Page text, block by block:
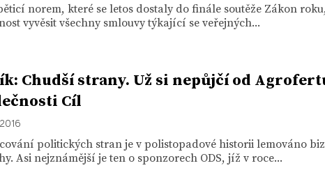
norem, které se letos dostaly do finále soutěže Zákon
vyvěsit všechny smlouvy týkající se veřejných...
Chudší strany. Už si nepůjčí od
Cíl
politických stran je v polistopadové historii lemováno
Asi nejznámější je ten o sponzorech ODS, jíž v roce...